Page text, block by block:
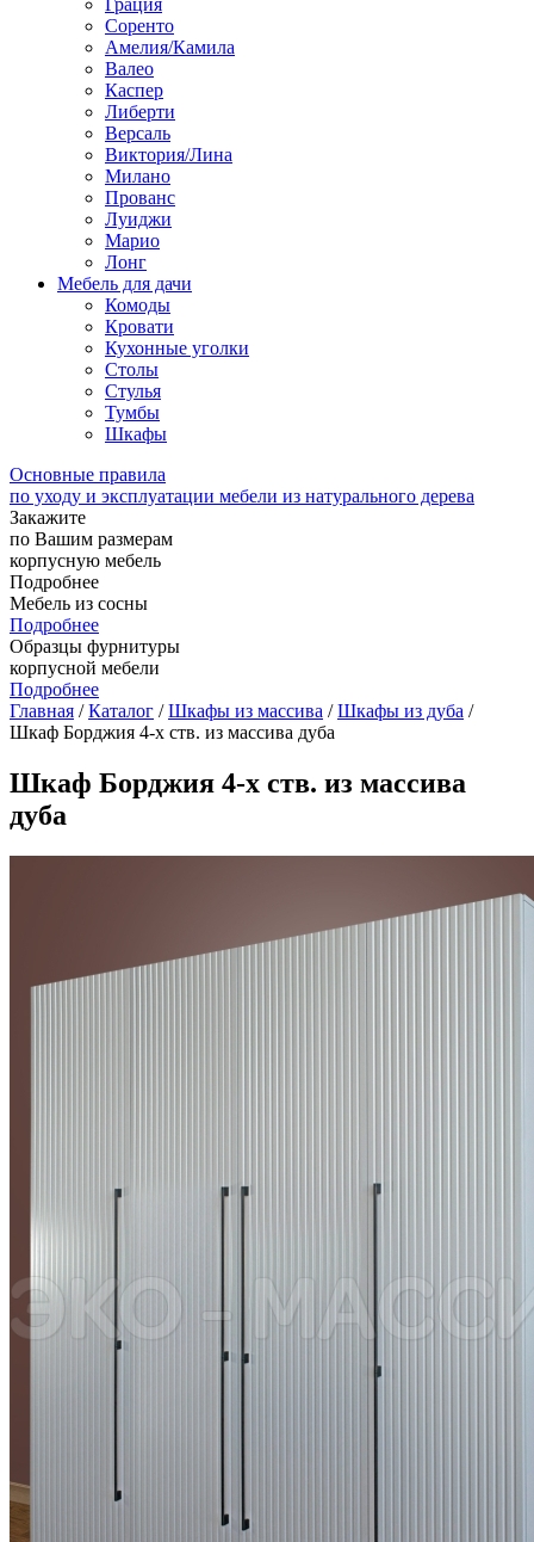
Грация
Соренто
Амелия/Камила
Валео
Каспер
Либерти
Версаль
Виктория/Лина
Милано
Прованс
Луиджи
Марио
Лонг
Мебель для дачи
Комоды
Кровати
Кухонные уголки
Столы
Стулья
Тумбы
Шкафы
Основные правила
по уходу и эксплуатации мебели из натурального дерева
Закажите
по Вашим размерам
корпусную мебель
Подробнее
Мебель из сосны
Подробнее
Образцы фурнитуры
корпусной мебели
Подробнее
Главная /Каталог /Шкафы из массива /Шкафы из дуба /
Шкаф Борджия 4-х ств. из массива дуба
Шкаф Борджия 4-х ств. из массива
дуба